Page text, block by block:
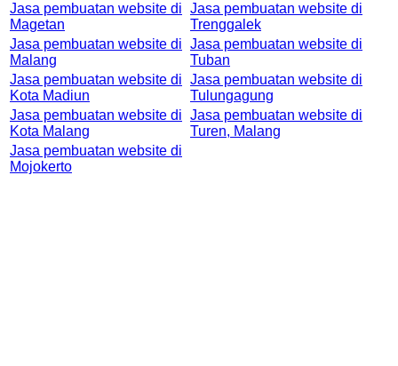
Jasa pembuatan website di
Magetan
Jasa pembuatan website di
Trenggalek
Jasa pembuatan website di
Malang
Jasa pembuatan website di
Tuban
Jasa pembuatan website di
Kota Madiun
Jasa pembuatan website di
Tulungagung
Jasa pembuatan website di
Kota Malang
Jasa pembuatan website di
Turen, Malang
Jasa pembuatan website di
Mojokerto